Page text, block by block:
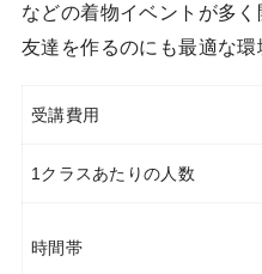
などの着物イベントが多
友達を作るのにも最適な環
受講費用
1クラスあたりの人数
時間帯